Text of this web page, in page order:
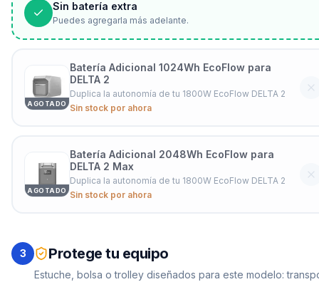
Sin batería extra
Puedes agregarla más adelante.
AGOTADO
Batería Adicional 1024Wh EcoFlow para
DELTA 2
Duplica la autonomía de tu 1800W EcoFlow DELTA 2
Sin stock por ahora
AGOTADO
Batería Adicional 2048Wh EcoFlow para
DELTA 2 Max
Duplica la autonomía de tu 1800W EcoFlow DELTA 2
Sin stock por ahora
3 Protege tu equipo
Estuche, bolsa o trolley diseñados para este modelo: